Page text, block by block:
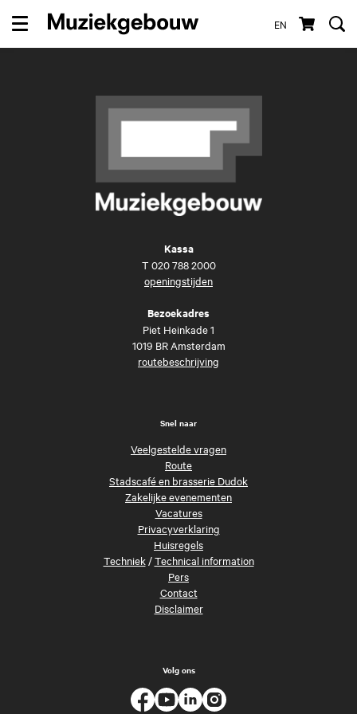
EN
Menu
Kassa
T 020 788 2000
openingstijden
Bezoekadres
Piet Heinkade 1
1019 BR Amsterdam
routebeschrijving
Snel naar
Veelgestelde vragen
Route
Stadscafé en brasserie Dudok
Zakelijke evenementen
Vacatures
Privacyverklaring
Huisregels
Techniek/Technical information
Pers
Contact
Disclaimer
Volg ons